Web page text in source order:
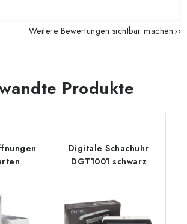
Weitere Bewertungen sichtbar machen
Produkte
Digitale Schachuhr
DGT1001 schwarz